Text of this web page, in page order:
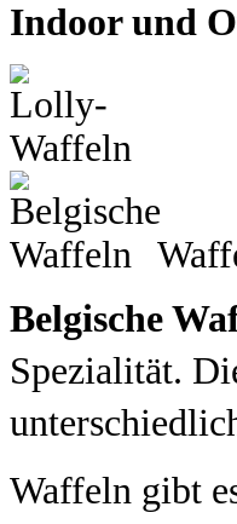
Indoor und
Belgische
Spezialität.
Waffeln gibt